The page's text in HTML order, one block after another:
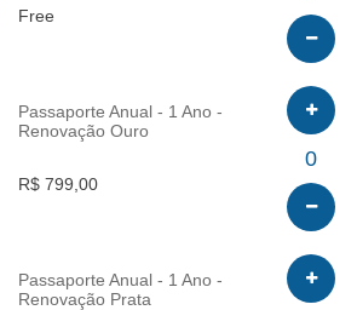
Free
Passaporte Anual - 1 Ano -
Renovação Ouro
R$ 799,00
0
Passaporte Anual - 1 Ano -
Renovação Prata